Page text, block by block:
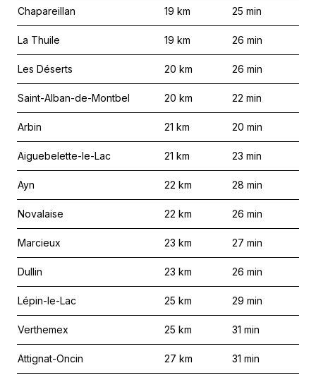
Chapareillan 19 km 25 min
La Thuile 19 km 26 min
Les Déserts 20 km 26 min
Saint-Alban-de-Montbel 20 km 22 min
Arbin 21 km 20 min
Aiguebelette-le-Lac 21 km 23 min
Ayn 22 km 28 min
Novalaise 22 km 26 min
Marcieux 23 km 27 min
Dullin 23 km 26 min
Lépin-le-Lac 25 km 29 min
Verthemex 25 km 31 min
Attignat-Oncin 27 km 31 min